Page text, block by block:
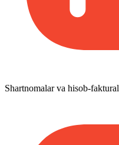
Shartnomalar va hisob-